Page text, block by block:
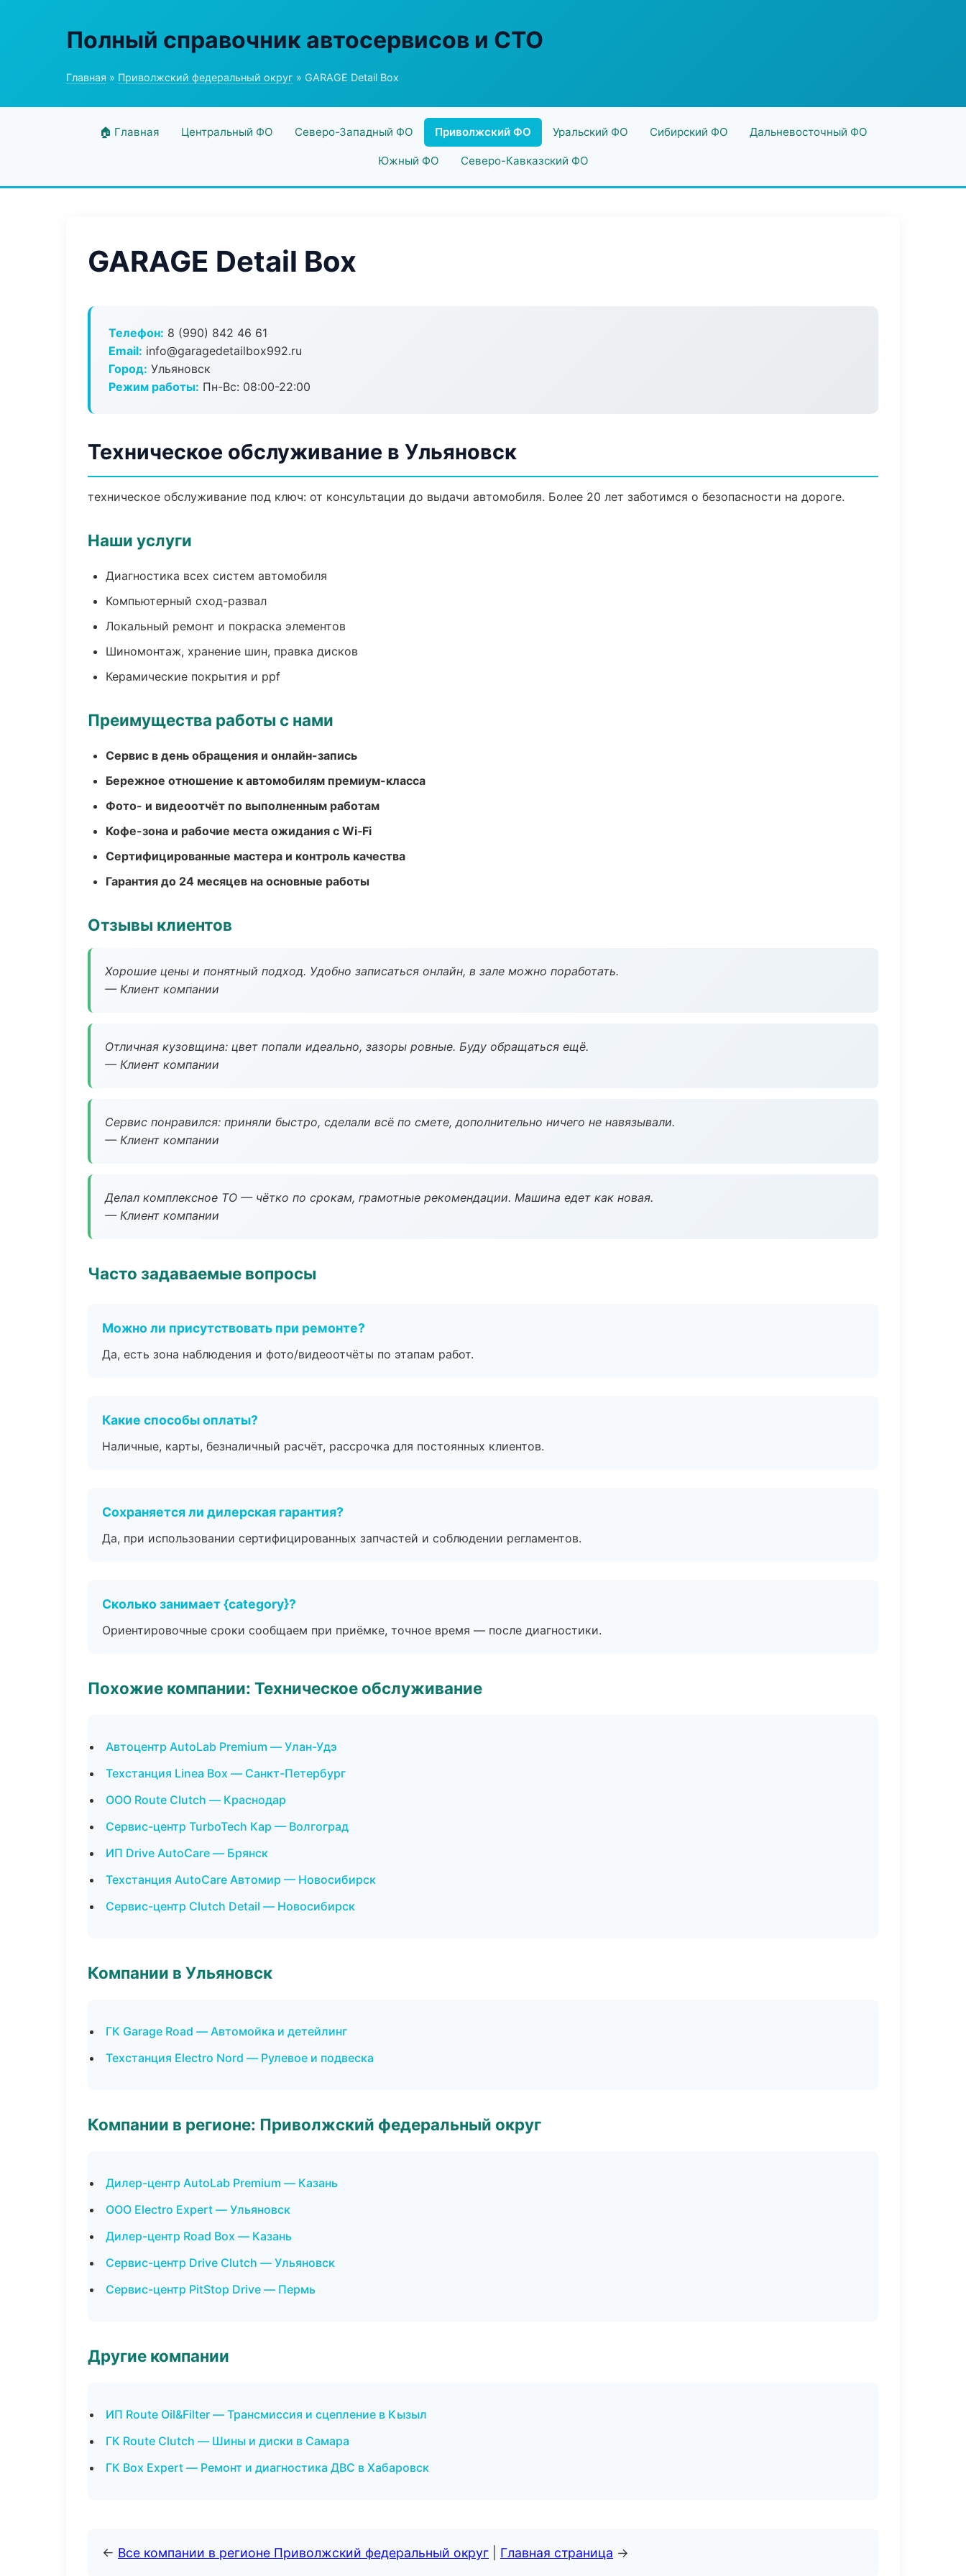
Полный справочник автосервисов и СТО
Главная » Приволжский федеральный округ » GARAGE Detail Box
🏠 Главная Центральный ФО Северо-Западный ФО Приволжский ФО Уральский ФО Сибирский ФО Дальневосточный ФО
Южный ФО Северо-Кавказский ФО
GARAGE Detail Box
Телефон: 8 (990) 842 46 61
Email: info@garagedetailbox992.ru
Город: Ульяновск
Режим работы: Пн-Вс: 08:00-22:00
Техническое обслуживание в Ульяновск
техническое обслуживание под ключ: от консультации до выдачи автомобиля. Более 20 лет заботимся о безопасности на дороге.
Наши услуги
Диагностика всех систем автомобиля
Компьютерный сход-развал
Локальный ремонт и покраска элементов
Шиномонтаж, хранение шин, правка дисков
Керамические покрытия и ppf
Преимущества работы с нами
Сервис в день обращения и онлайн-запись
Бережное отношение к автомобилям премиум-класса
Фото- и видеоотчёт по выполненным работам
Кофе-зона и рабочие места ожидания с Wi‑Fi
Сертифицированные мастера и контроль качества
Гарантия до 24 месяцев на основные работы
Отзывы клиентов
Хорошие цены и понятный подход. Удобно записаться онлайн, в зале можно поработать.
— Клиент компании
Отличная кузовщина: цвет попали идеально, зазоры ровные. Буду обращаться ещё.
— Клиент компании
Сервис понравился: приняли быстро, сделали всё по смете, дополнительно ничего не навязывали.
— Клиент компании
Делал комплексное ТО — чётко по срокам, грамотные рекомендации. Машина едет как новая.
— Клиент компании
Часто задаваемые вопросы
Можно ли присутствовать при ремонте?
Да, есть зона наблюдения и фото/видеоотчёты по этапам работ.
Какие способы оплаты?
Наличные, карты, безналичный расчёт, рассрочка для постоянных клиентов.
Сохраняется ли дилерская гарантия?
Да, при использовании сертифицированных запчастей и соблюдении регламентов.
Сколько занимает {category}?
Ориентировочные сроки сообщаем при приёмке, точное время — после диагностики.
Похожие компании: Техническое обслуживание
Автоцентр AutoLab Premium — Улан-Удэ
Техстанция Linea Box — Санкт-Петербург
ООО Route Clutch — Краснодар
Сервис-центр TurboTech Кар — Волгоград
ИП Drive AutoCare — Брянск
Техстанция AutoCare Автомир — Новосибирск
Сервис-центр Clutch Detail — Новосибирск
Компании в Ульяновск
ГК Garage Road — Автомойка и детейлинг
Техстанция Electro Nord — Рулевое и подвеска
Компании в регионе: Приволжский федеральный округ
Дилер-центр AutoLab Premium — Казань
ООО Electro Expert — Ульяновск
Дилер-центр Road Box — Казань
Сервис-центр Drive Clutch — Ульяновск
Сервис-центр PitStop Drive — Пермь
Другие компании
ИП Route Oil&Filter — Трансмиссия и сцепление в Кызыл
ГК Route Clutch — Шины и диски в Самара
ГК Box Expert — Ремонт и диагностика ДВС в Хабаровск
← Все компании в регионе Приволжский федеральный округ Главная страница →